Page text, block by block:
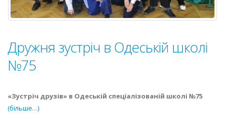
Дружня зустріч в Одеській школі
№75
«Зустріч друзів» в Одеській спеціалізованій школі №75
(більше…)